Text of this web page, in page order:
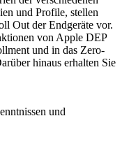
und Profile, stellen
Out der Endgeräte vor.
von Apple DEP
und in das Zero-
hinaus erhalten Sie
und